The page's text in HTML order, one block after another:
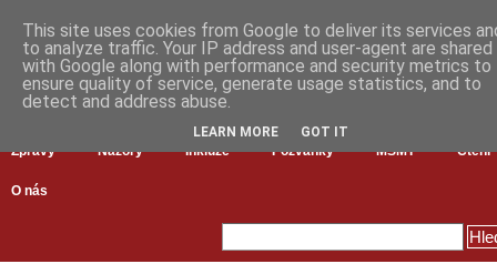
Zprávy Názory Inkluze Pozvánky MŠMT Čtení
O nás
This site uses cookies from Google to deliver its services
to analyze traffic. Your IP address and user-agent are shared
with Google along with performance and security metrics to
ensure quality of service, generate usage statistics, and to
detect and address abuse.
LEARN MORE GOT IT